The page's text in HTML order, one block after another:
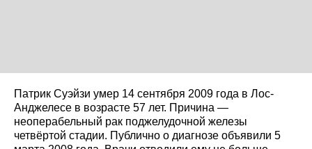
Патрик Суэйзи умер 14 сентября 2009 года в Лос-
Анджелесе в возрасте 57 лет. Причина —
неоперабельный рак поджелудочной железы
четвёртой стадии. Публично о диагнозе объявили 5